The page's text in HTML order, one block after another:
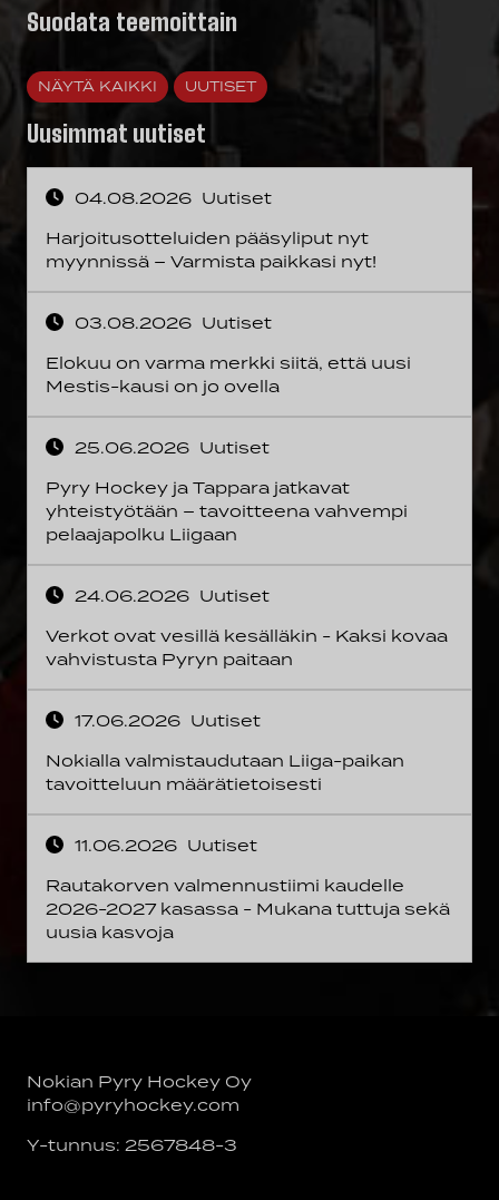
Suodata teemoittain
NÄYTÄ KAIKKI UUTISET
Uusimmat uutiset
04.08.2026 Uutiset
Harjoitusotteluiden pääsyliput nyt
myynnissä – Varmista paikkasi nyt!
03.08.2026 Uutiset
Elokuu on varma merkki siitä, että uusi
Mestis-kausi on jo ovella
25.06.2026 Uutiset
Pyry Hockey ja Tappara jatkavat
yhteistyötään – tavoitteena vahvempi
pelaajapolku Liigaan
24.06.2026 Uutiset
Verkot ovat vesillä kesälläkin - Kaksi kovaa
vahvistusta Pyryn paitaan
17.06.2026 Uutiset
Nokialla valmistaudutaan Liiga-paikan
tavoitteluun määrätietoisesti
11.06.2026 Uutiset
Rautakorven valmennustiimi kaudelle
2026-2027 kasassa - Mukana tuttuja sekä
uusia kasvoja
Nokian Pyry Hockey Oy
info@pyryhockey.com
Y-tunnus: 2567848-3